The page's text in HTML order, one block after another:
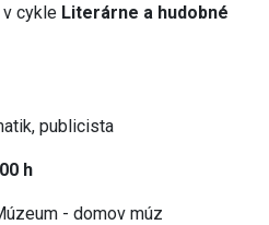
cykle Literárne a hudobné
publicista
h
- domov múz